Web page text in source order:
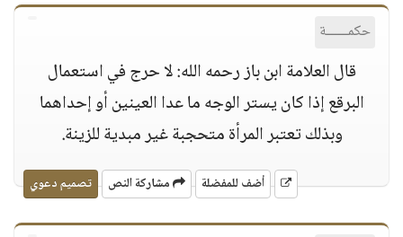
حكمــــــة
قال العلامة ابن باز رحمه الله: لا حرج في استعمال
البرقع إذا كان يستر الوجه ما عدا العينين أو إحداهما
وبذلك تعتبر المرأة متحجبة غير مبدية للزينة.
أضف للمفضلة مشاركة النص تصميم دعوي